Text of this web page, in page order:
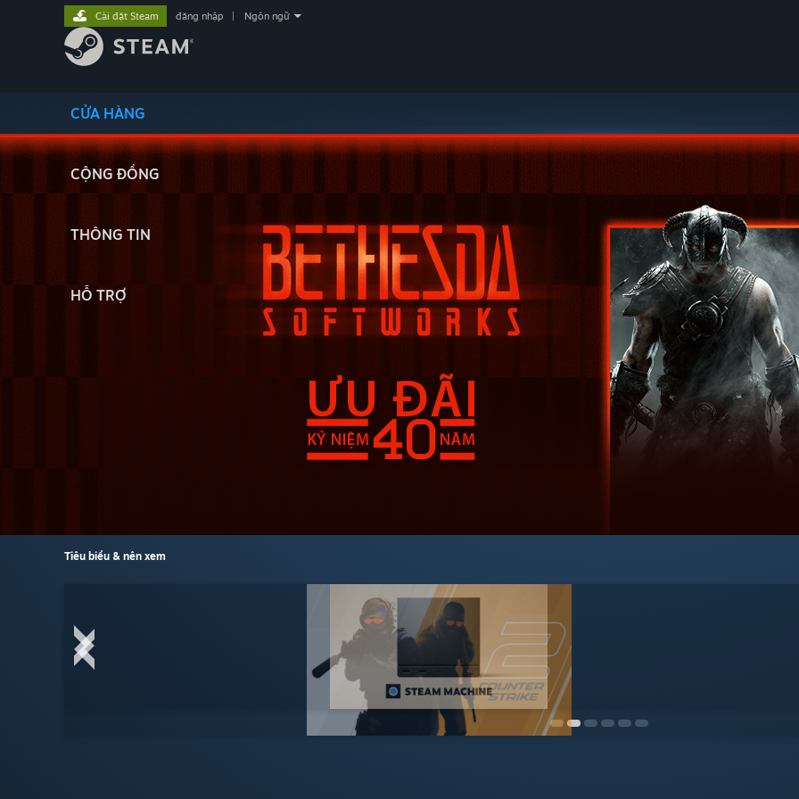
CỬA HÀNG
CỘNG ĐỒNG
THÔNG TIN
HỖ TRỢ
Cài đặt Steam đăng nhập Ngôn ngữ
Tiêu biểu & nên xem